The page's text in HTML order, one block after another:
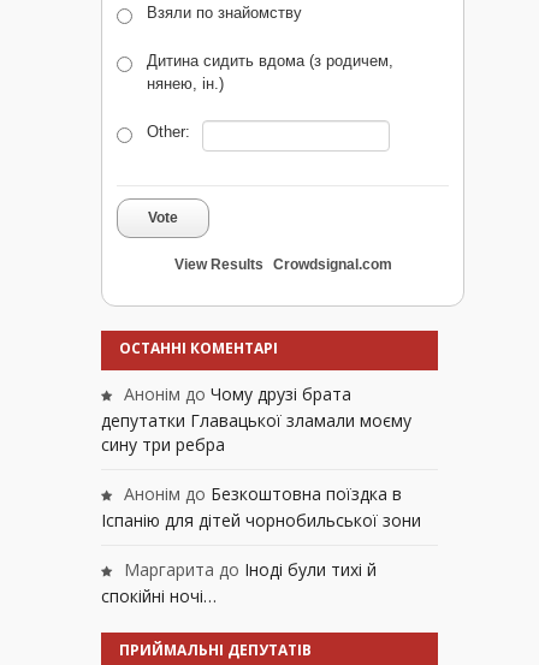
Взяли по знайомству
Дитина сидить вдома (з родичем,
нянею, ін.)
Other:
Vote
View Results Crowdsignal.com
ОСТАННІ КОМЕНТАРІ
Анонім до Чому друзі брата
депутатки Главацької зламали моєму
сину три ребра
Анонім до Безкоштовна поїздка в
Іспанію для дітей чорнобильської зони
Маргарита до Іноді були тихі й
спокійні ночі…
ПРИЙМАЛЬНІ ДЕПУТАТІВ